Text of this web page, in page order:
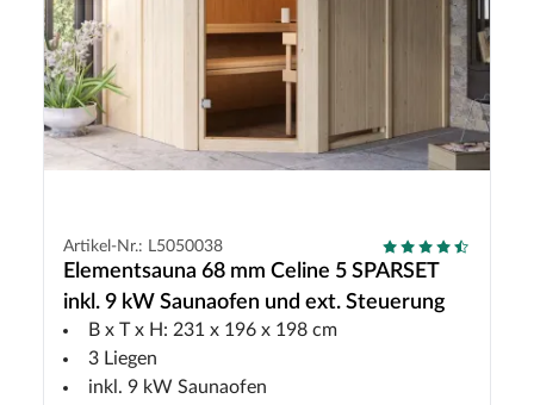
Artikel-Nr.: L5050038
Elementsauna 68 mm Celine 5 SPARSET
inkl. 9 kW Saunaofen und ext. Steuerung
B x T x H: 231 x 196 x 198 cm
3 Liegen
inkl. 9 kW Saunaofen